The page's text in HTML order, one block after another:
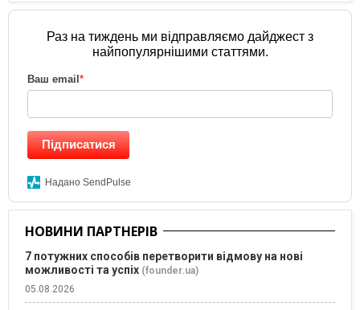
Раз на тиждень ми відправляємо дайджест з
найпопулярнішими статтями.
Ваш email *
Підписатися
Надано SendPulse
НОВИНИ ПАРТНЕРІВ
7 потужних способів перетворити відмову на нові
можливості та успіх (founder.ua)
05.08.2026